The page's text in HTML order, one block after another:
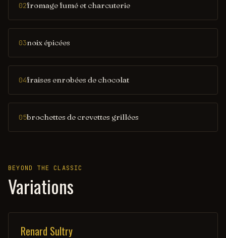
02fromage fumé et charcuterie
03noix épicées
04fraises enrobées de chocolat
05brochettes de crevettes grillées
BEYOND THE CLASSIC
Variations
Renard Sultry